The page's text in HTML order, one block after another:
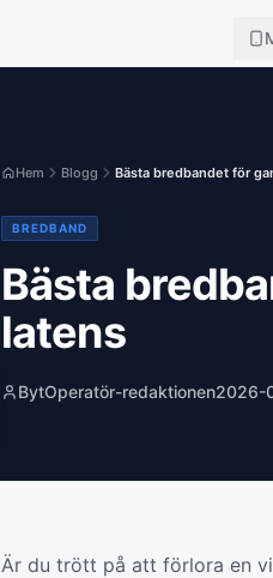
Hem Blogg Bästa bredbandet för
BREDBAND
Bästa
latens
BytOperatör-redaktionen2026-
Är du trött på att förlora en